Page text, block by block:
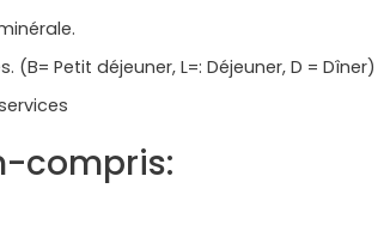
(B= Petit déjeuner, L=: Déjeuner, D = Dîner)
compris: